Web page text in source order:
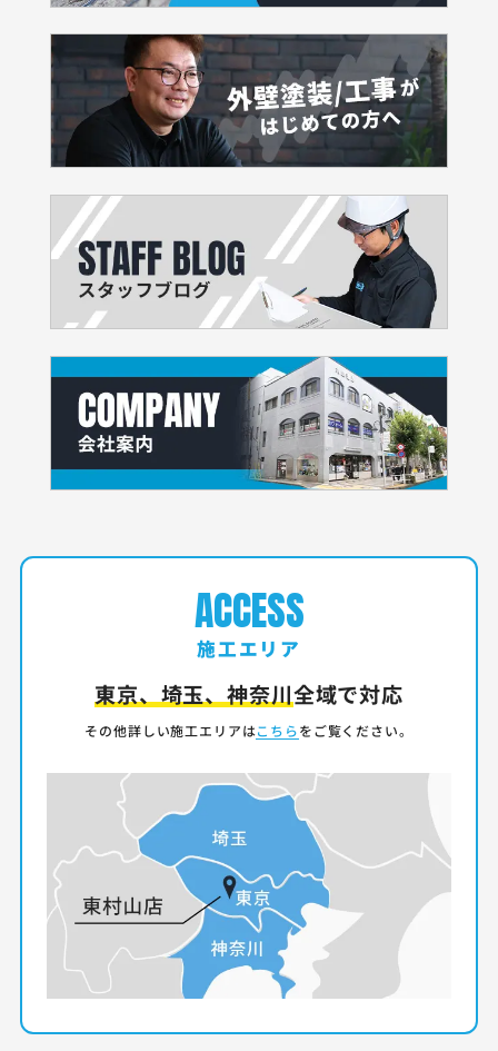
ACCESS
施工エリア
東京、埼玉、神奈川全域で対応
その他詳しい施工エリアはこちらをご覧ください。